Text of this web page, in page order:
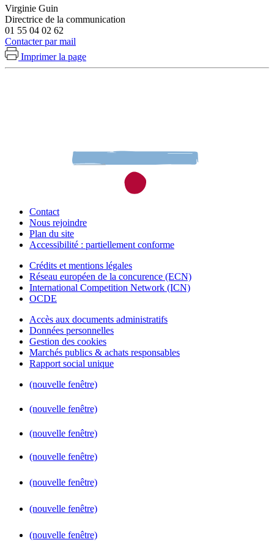
Virginie Guin
Directrice de la communication
01 55 04 02 62
Contacter par mail
Imprimer la page
Contact
Nous rejoindre
Plan du site
Accessibilité : partiellement conforme
Crédits et mentions légales
Réseau européen de la concurence (ECN)
International Competition Network (ICN)
OCDE
Accès aux documents administratifs
Données personnelles
Gestion des cookies
Marchés publics & achats responsables
Rapport social unique
(nouvelle fenêtre)
(nouvelle fenêtre)
(nouvelle fenêtre)
(nouvelle fenêtre)
(nouvelle fenêtre)
(nouvelle fenêtre)
(nouvelle fenêtre)